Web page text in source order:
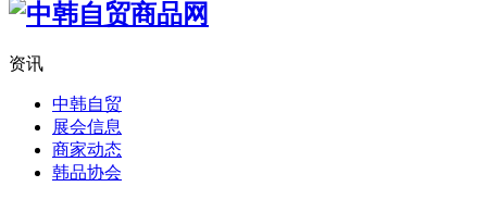
资讯
中韩自贸
展会信息
商家动态
韩品协会